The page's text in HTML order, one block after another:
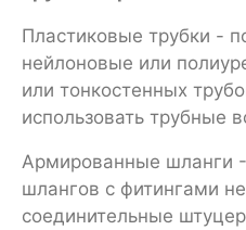
Пластиковые трубки -
нейлоновые или
или тонкостенных
использовать трубные
Армированные шланги
шлангов с фитингами
соединительные